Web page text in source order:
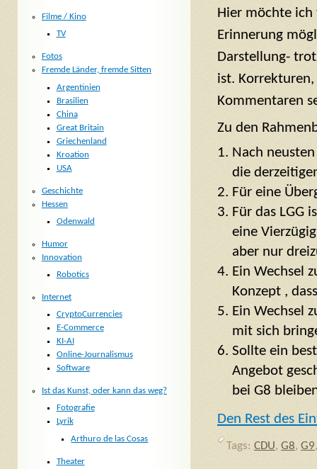
Hier möchte ich
Erinnerung
Darstellung-
ist.
Kommentaren
Zu den
Nach
die
Für eine
Für das LGG
eine
aber nur
Ein Wechsel
Konzept ,
Ein Wechsel
mit sich
Sollte ein
Angebot
bei G8
Den Rest des
Tags: CDU, G8, G9
Filme / Kino
TV
Fotos
Fremde Länder, fremde Sitten
Argentinien
Brasilien
China
Great Britain
Griechenland
Kroation
USA
Geschichte
Hessen
Odenwald
Humor
Innovation
Robotics
Internet
CryptoCurrencies
E-Commerce
KI-AI
Online-Journalismus
Software
Ist das Kunst, oder kann das weg?
Fotografie
Lyrik
Arthuro de las Cosas
Theater